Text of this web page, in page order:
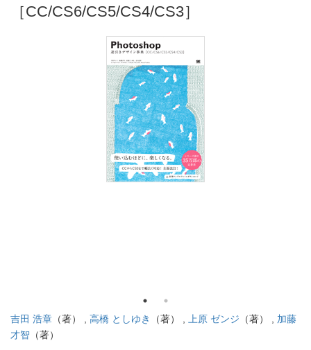
［CC/CS6/CS5/CS4/CS3］
吉田 浩章 （著） , 高橋 としゆき （著） , 上原 ゼンジ （著） , 加藤
才智 （著）